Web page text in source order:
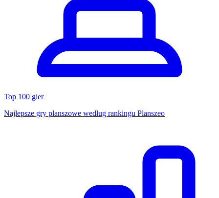
Top 100 gier
Najlepsze gry planszowe według rankingu Planszeo